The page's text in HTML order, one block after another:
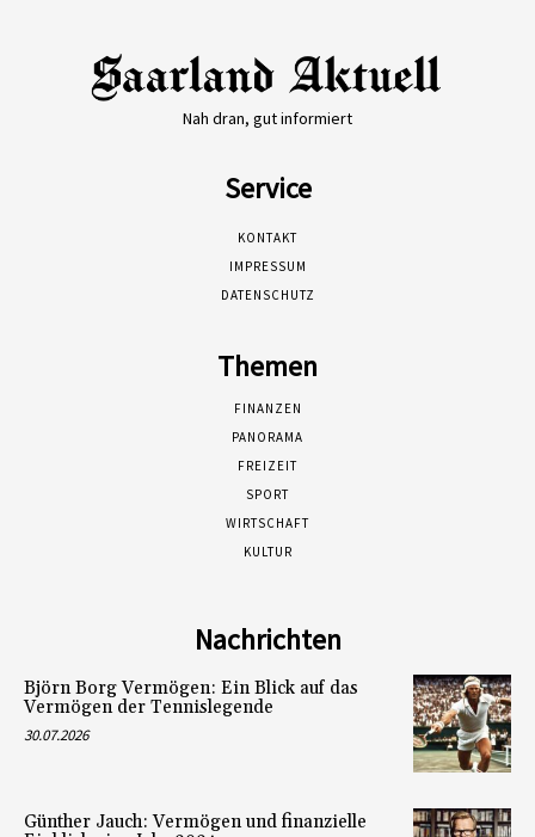
Nah dran, gut informiert
Service
KONTAKT
IMPRESSUM
DATENSCHUTZ
Themen
FINANZEN
PANORAMA
FREIZEIT
SPORT
WIRTSCHAFT
KULTUR
Nachrichten
Björn Borg Vermögen: Ein Blick auf das
Vermögen der Tennislegende
30.07.2026
Günther Jauch: Vermögen und finanzielle